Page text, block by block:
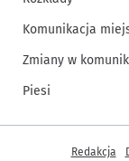
Komunikacja
Zmiany w
Piesi
Inne
Redakcja